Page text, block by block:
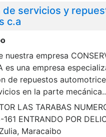
de servicios y
c.a
nuestra empresa
es una empresa
de repuestos
en la parte
LAS TARABAS
161 ENTRANDO POR
Maracaibo